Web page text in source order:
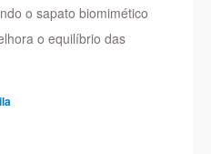
o sapato biomimético
o equilíbrio das